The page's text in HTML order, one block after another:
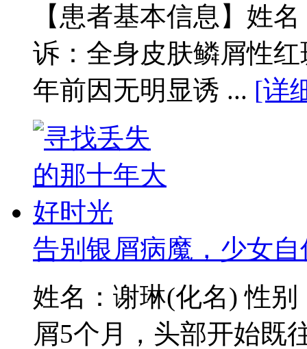
【患者基本信息】姓
诉：全身皮肤鳞屑性
年前因无明显诱 ... [详
告别银屑病魔，少女
姓名：谢琳(化名) 性
屑5个月，头部开始既